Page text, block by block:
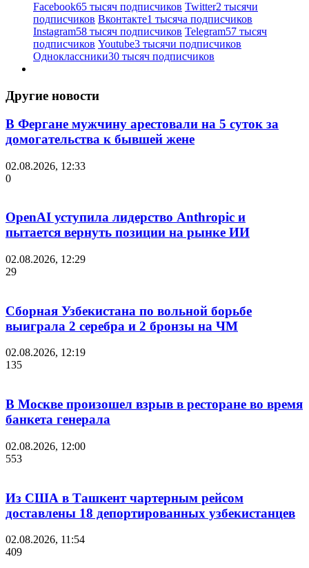
Facebook65 тысяч подписчиков Twitter2 тысячи
подписчиков Вконтакте1 тысяча подписчиков
Instagram58 тысяч подписчиков Telegram57 тысяч
подписчиков Youtube3 тысячи подписчиков
Одноклассники30 тысяч подписчиков
Другие новости
В Фергане мужчину арестовали на 5 суток за
домогательства к бывшей жене
02.08.2026, 12:33
0
OpenAI уступила лидерство Anthropic и
пытается вернуть позиции на рынке ИИ
02.08.2026, 12:29
29
Сборная Узбекистана по вольной борьбе
выиграла 2 серебра и 2 бронзы на ЧМ
02.08.2026, 12:19
135
В Москве произошел взрыв в ресторане во время
банкета генерала
02.08.2026, 12:00
553
Из США в Ташкент чартерным рейсом
доставлены 18 депортированных узбекистанцев
02.08.2026, 11:54
409